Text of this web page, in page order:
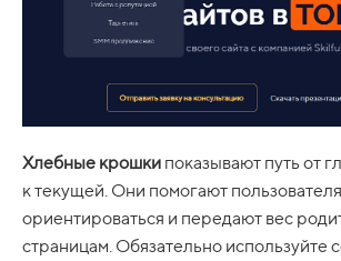
Хлебные крошки показывают путь от
к текущей. Они помогают
ориентироваться и передают вес
страницам. Обязательно используйте